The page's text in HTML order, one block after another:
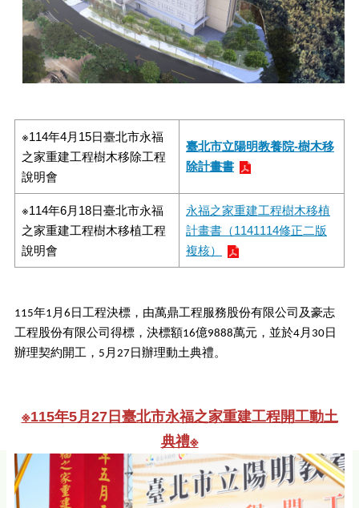
※114年4月15日臺北市永福
之家重建工程樹木移除工程
說明會
臺北市立陽明教養院-樹木移
除計畫書
※114年6月18日臺北市永福
之家重建工程樹木移植工程
說明會
永福之家重建工程樹木移植
計畫書（1141114修正二版
複核）
115年1月6日工程決標，由萬鼎工程服務股份有限公司及豪志
工程股份有限公司得標，決標額16億9888萬元，並於4月30日
辦理契約開工，5月27日辦理動土典禮。
※115年5月27日臺北市永福之家重建工程開工動土
典禮※